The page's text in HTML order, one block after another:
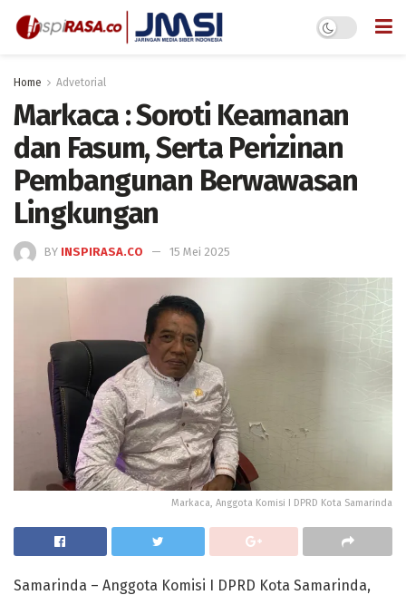
Home Advetorial
Markaca : Soroti Keamanan
dan Fasum, Serta Perizinan
Pembangunan Berwawasan
Lingkungan
BY INSPIRASA.CO 15 Mei 2025
Markaca, Anggota Komisi I DPRD Kota Samarinda
Samarinda – Anggota Komisi I DPRD Kota Samarinda,